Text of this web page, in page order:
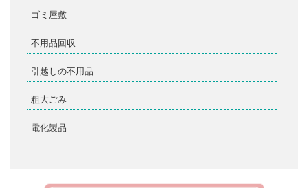
ゴミ屋敷
不用品回収
引越しの不用品
粗大ごみ
電化製品